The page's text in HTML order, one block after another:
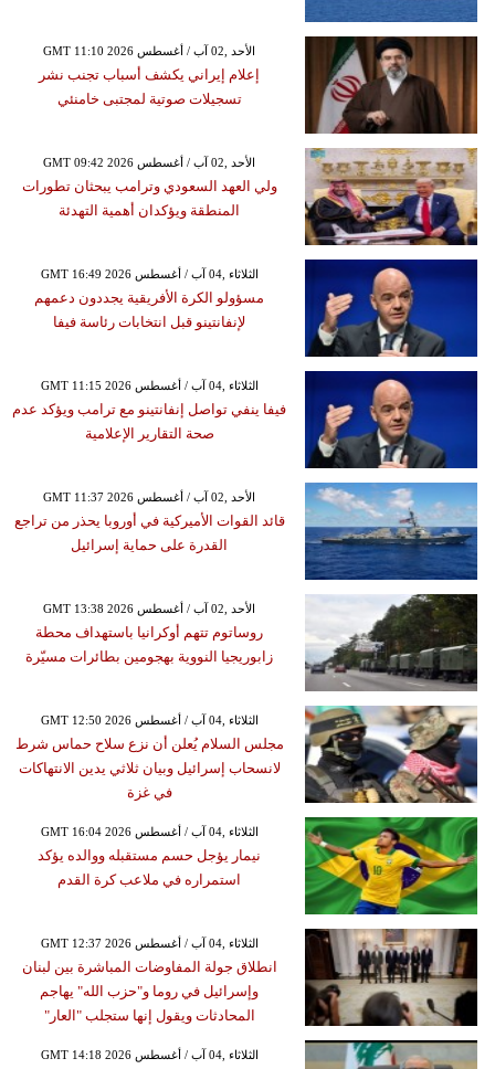
GMT 11:10 2026 الأحد ,02 آب / أغسطس
إعلام إيراني يكشف أسباب تجنب نشر
تسجيلات صوتية لمجتبى خامنئي
GMT 09:42 2026 الأحد ,02 آب / أغسطس
ولي العهد السعودي وترامب يبحثان تطورات
المنطقة ويؤكدان أهمية التهدئة
GMT 16:49 2026 الثلاثاء ,04 آب / أغسطس
مسؤولو الكرة الأفريقية يجددون دعمهم
لإنفانتينو قبل انتخابات رئاسة فيفا
GMT 11:15 2026 الثلاثاء ,04 آب / أغسطس
فيفا ينفي تواصل إنفانتينو مع ترامب ويؤكد عدم
صحة التقارير الإعلامية
GMT 11:37 2026 الأحد ,02 آب / أغسطس
قائد القوات الأميركية في أوروبا يحذر من تراجع
القدرة على حماية إسرائيل
GMT 13:38 2026 الأحد ,02 آب / أغسطس
روساتوم تتهم أوكرانيا باستهداف محطة
زابوريجيا النووية بهجومين بطائرات مسيّرة
GMT 12:50 2026 الثلاثاء ,04 آب / أغسطس
مجلس السلام يُعلن أن نزع سلاح حماس شرط
لانسحاب إسرائيل وبيان ثلاثي يدين الانتهاكات
في غزة
GMT 16:04 2026 الثلاثاء ,04 آب / أغسطس
نيمار يؤجل حسم مستقبله ووالده يؤكد
استمراره في ملاعب كرة القدم
GMT 12:37 2026 الثلاثاء ,04 آب / أغسطس
انطلاق جولة المفاوضات المباشرة بين لبنان
وإسرائيل في روما و"حزب الله" يهاجم
المحادثات ويقول إنها ستجلب "العار"
GMT 14:18 2026 الثلاثاء ,04 آب / أغسطس